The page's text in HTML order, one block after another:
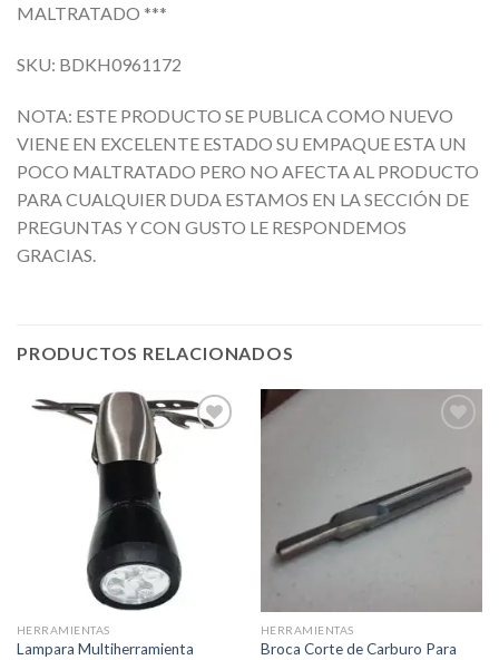
MALTRATADO ***
SKU: BDKH0961172
NOTA: ESTE PRODUCTO SE PUBLICA COMO NUEVO
VIENE EN EXCELENTE ESTADO SU EMPAQUE ESTA UN
POCO MALTRATADO PERO NO AFECTA AL PRODUCTO
PARA CUALQUIER DUDA ESTAMOS EN LA SECCIÓN DE
PREGUNTAS Y CON GUSTO LE RESPONDEMOS
GRACIAS.
PRODUCTOS RELACIONADOS
HERRAMIENTAS
Lampara Multiherramienta
lista de
deseos
HERRAMIENTAS
Broca Corte de Carburo Para